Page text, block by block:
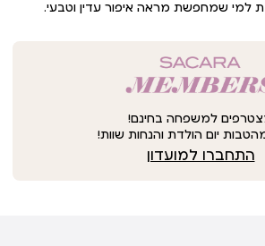
למי שמחפשת מראה איפור עדין וטבעי.
למשפחה בחינם!
יום הולדת והנחות שוות!
התחברו למועדון